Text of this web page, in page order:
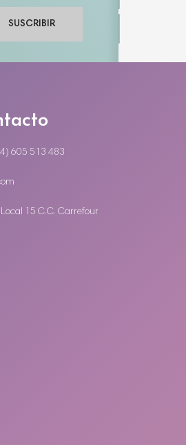
SUSCRIBIR
605 513 483
15 C.C. Carrefour